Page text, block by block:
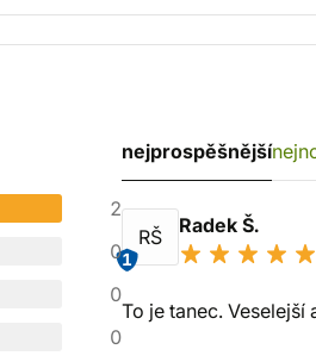
2
0
0
0
nejprospěšnější
RŠ
1
Radek Š.
To je tanec.